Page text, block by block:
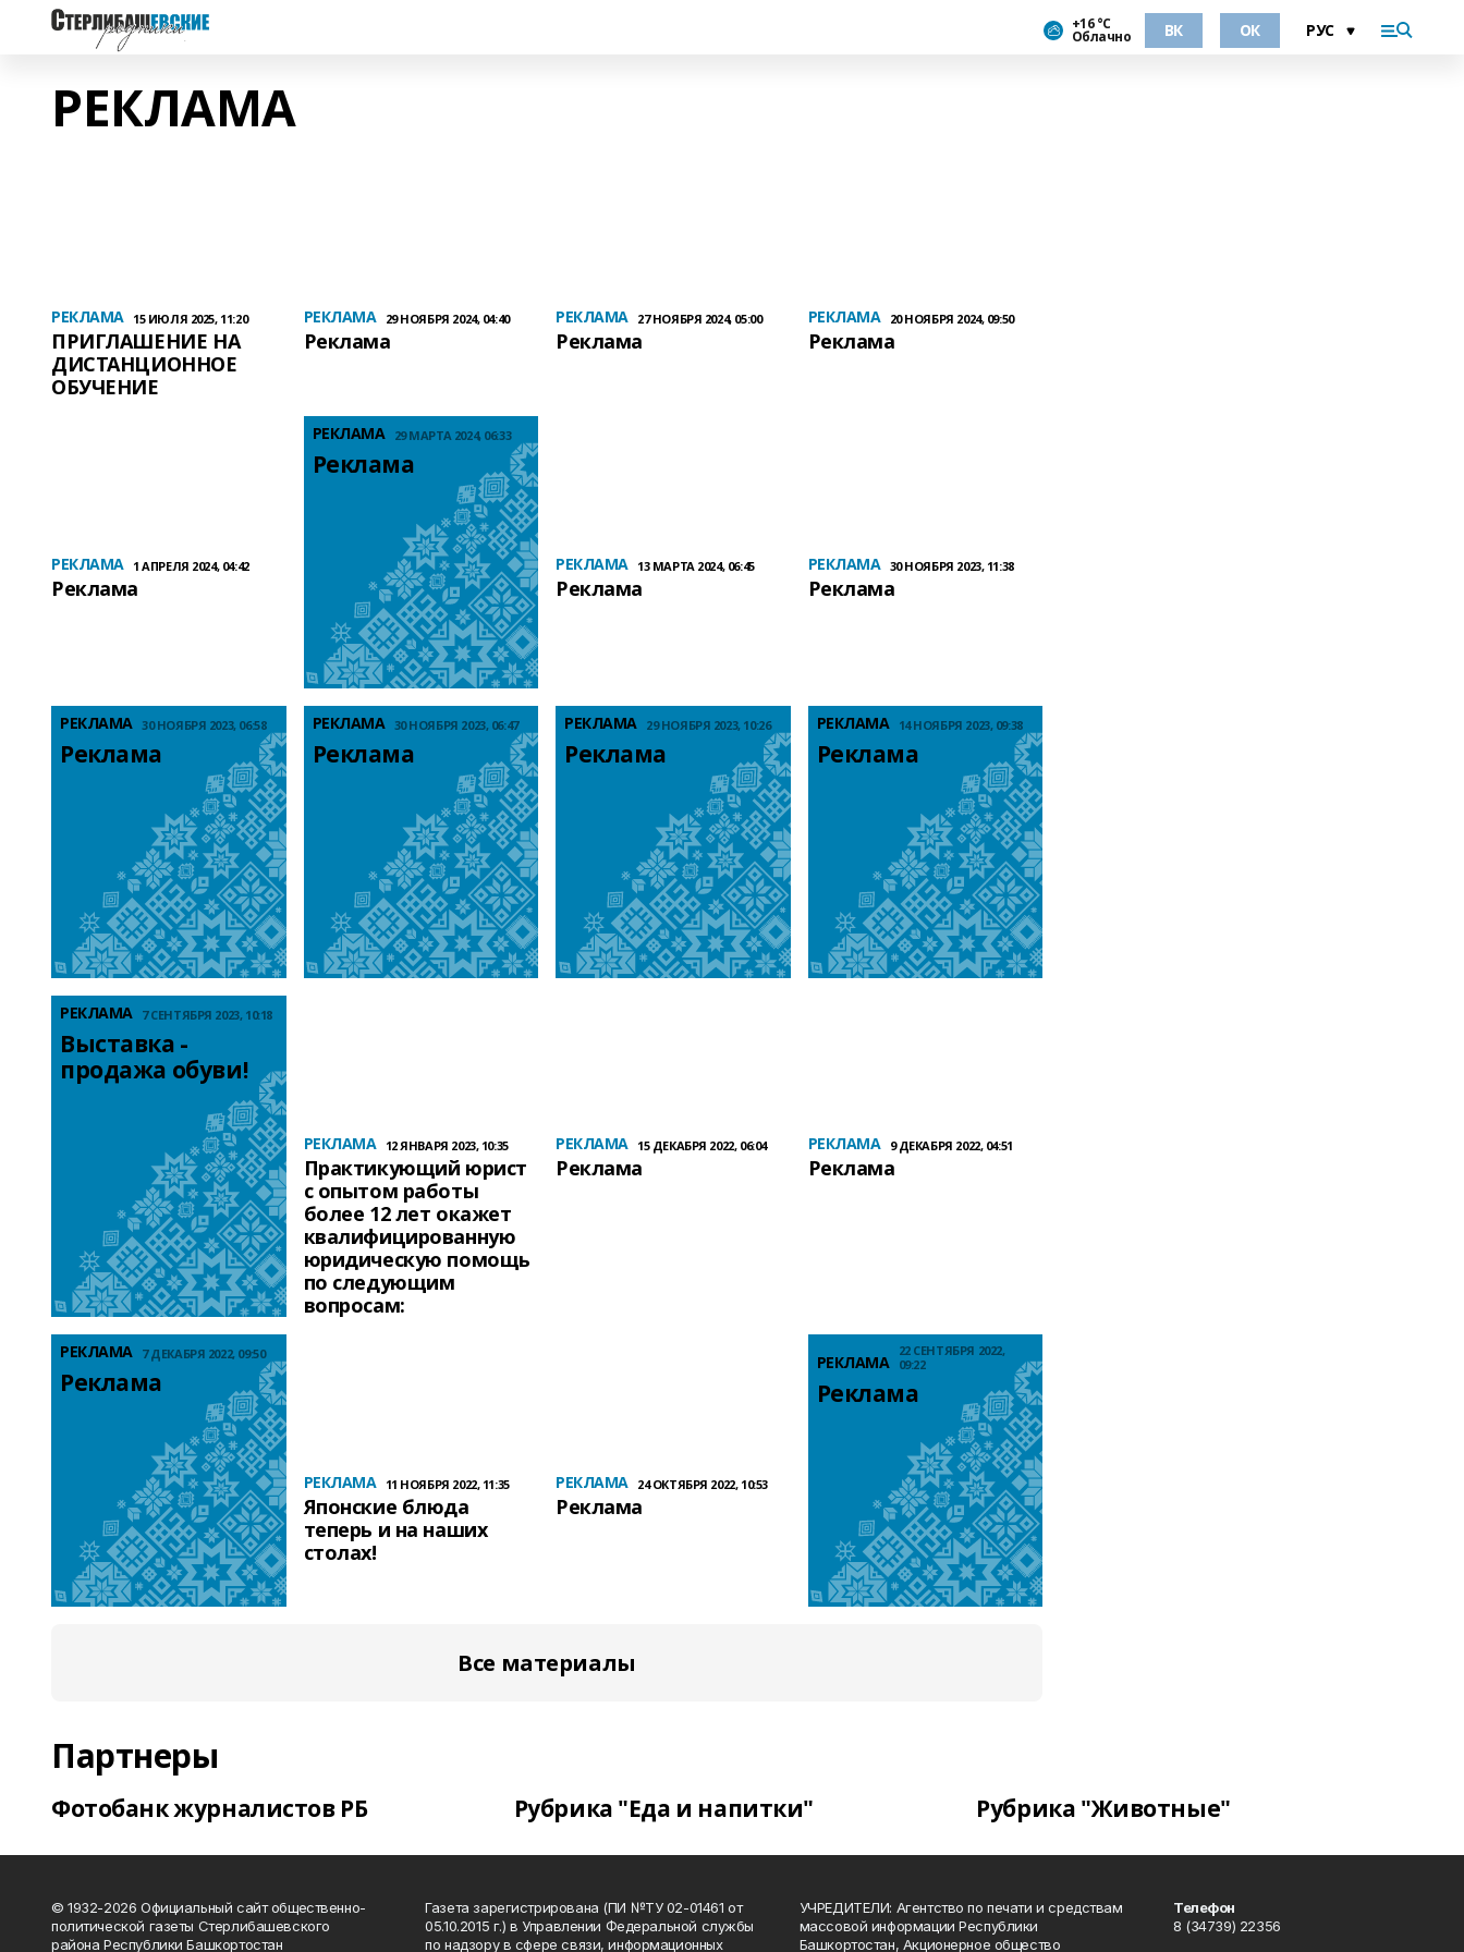
+16 °С
Облачно ВК ОК
РЕКЛАМА
РЕКЛАМА 15 ИЮЛЯ 2025, 11:20
ПРИГЛАШЕНИЕ НА
ДИСТАНЦИОННОЕ
ОБУЧЕНИЕ
РЕКЛАМА 29 НОЯБРЯ 2024, 04:40
Реклама
РЕКЛАМА 27 НОЯБРЯ 2024, 05:00
Реклама
РЕКЛАМА 20 НОЯБРЯ 2024, 09:50
Реклама
РЕКЛАМА 1 АПРЕЛЯ 2024, 04:42
Реклама
РЕКЛАМА 29 МАРТА 2024, 06:33
Реклама
РЕКЛАМА 13 МАРТА 2024, 06:45
Реклама
РЕКЛАМА 30 НОЯБРЯ 2023, 11:38
Реклама
РЕКЛАМА 30 НОЯБРЯ 2023, 06:58
Реклама
РЕКЛАМА 30 НОЯБРЯ 2023, 06:47
Реклама
РЕКЛАМА 29 НОЯБРЯ 2023, 10:26
Реклама
РЕКЛАМА 14 НОЯБРЯ 2023, 09:38
Реклама
РЕКЛАМА 7 СЕНТЯБРЯ 2023, 10:18
Выставка -
продажа обуви!
РЕКЛАМА 12 ЯНВАРЯ 2023, 10:35
Практикующий юрист
с опытом работы
более 12 лет окажет
квалифицированную
юридическую помощь
по следующим
вопросам:
РЕКЛАМА 15 ДЕКАБРЯ 2022, 06:04
Реклама
РЕКЛАМА 9 ДЕКАБРЯ 2022, 04:51
Реклама
РЕКЛАМА 7 ДЕКАБРЯ 2022, 09:50
Реклама
РЕКЛАМА 11 НОЯБРЯ 2022, 11:35
Японские блюда
теперь и на наших
столах!
РЕКЛАМА 24 ОКТЯБРЯ 2022, 10:53
Реклама
РЕКЛАМА
22 СЕНТЯБРЯ 2022,
09:22
Реклама
Все материалы
Партнеры
Фотобанк журналистов РБ Рубрика "Еда и напитки" Рубрика "Животные"
© 1932-2026 Официальный сайт общественно-
политической газеты Стерлибашевского
района Республики Башкортостан
Газета зарегистрирована (ПИ №ТУ 02-01461 от
05.10.2015 г.) в Управлении Федеральной службы
по надзору в сфере связи, информационных
УЧРЕДИТЕЛИ: Агентство по печати и средствам
массовой информации Республики
Башкортостан, Акционерное общество
Телефон
8 (34739) 22356